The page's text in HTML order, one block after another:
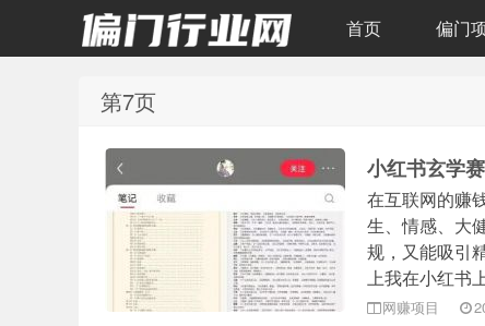
偏门行业网
首页 偏门
第7页
小红书玄学
在互联网的赚
生、情感、大
规，又能吸引
上我在小红书
网赚项目